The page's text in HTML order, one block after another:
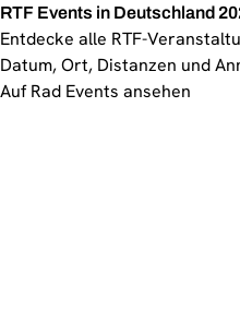
RTF Events in Deutschland
Entdecke alle RTF-
Datum, Ort, Distanzen und
Auf Rad Events ansehen